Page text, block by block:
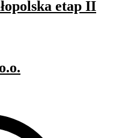
etap II